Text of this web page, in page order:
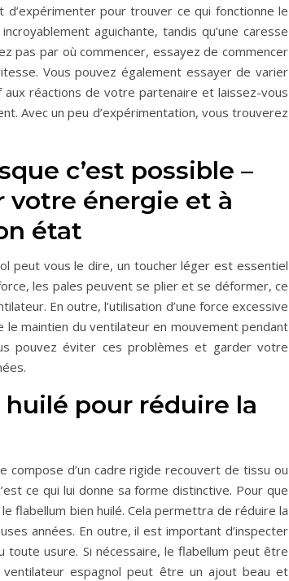
pour trouver ce qui fonctionne le
aguichante, tandis qu’une caresse
pas par où commencer, essayez de commencer
Vous pouvez également essayer de varier
réactions de votre partenaire et laissez-vous
Avec un peu d’expérimentation, vous trouverez
c’est possible –
votre énergie et à
état
peut vous le dire, un toucher léger est essentiel
les pales peuvent se plier et se déformer, ce
En outre, l’utilisation d’une force excessive
maintien du ventilateur en mouvement pendant
pouvez éviter ces problèmes et garder votre
pour réduire la
compose d’un cadre rigide recouvert de tissu ou
ce qui lui donne sa forme distinctive. Pour que
flabellum bien huilé. Cela permettra de réduire la
années. En outre, il est important d’inspecter
usure. Si nécessaire, le flabellum peut être
espagnol peut être un ajout beau et